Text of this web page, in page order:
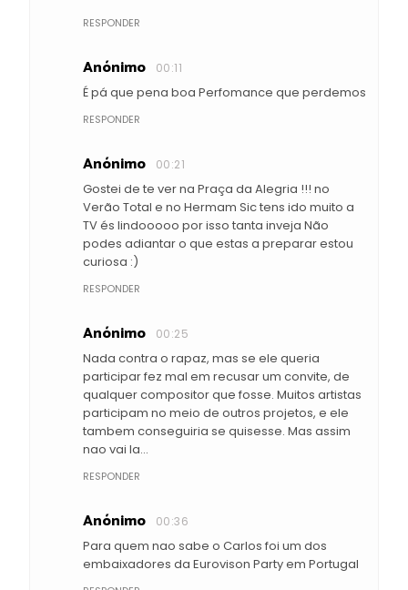
RESPONDER
Anónimo 00:11
É pá que pena boa Perfomance que perdemos
RESPONDER
Anónimo 00:21
Gostei de te ver na Praça da Alegria !!! no
Verão Total e no Hermam Sic tens ido muito a
TV és lindooooo por isso tanta inveja Não
podes adiantar o que estas a preparar estou
curiosa :)
RESPONDER
Anónimo 00:25
Nada contra o rapaz, mas se ele queria
participar fez mal em recusar um convite, de
qualquer compositor que fosse. Muitos artistas
participam no meio de outros projetos, e ele
tambem conseguiria se quisesse. Mas assim
nao vai la...
RESPONDER
Anónimo 00:36
Para quem nao sabe o Carlos foi um dos
embaixadores da Eurovison Party em Portugal